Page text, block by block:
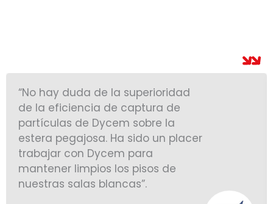
“No hay duda de la superioridad
de la eficiencia de captura de
partículas de Dycem sobre la
estera pegajosa. Ha sido un placer
trabajar con Dycem para
mantener limpios los pisos de
nuestras salas blancas”.